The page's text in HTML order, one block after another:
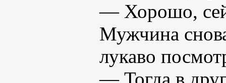
— Хорошо,
Мужчина
лукаво